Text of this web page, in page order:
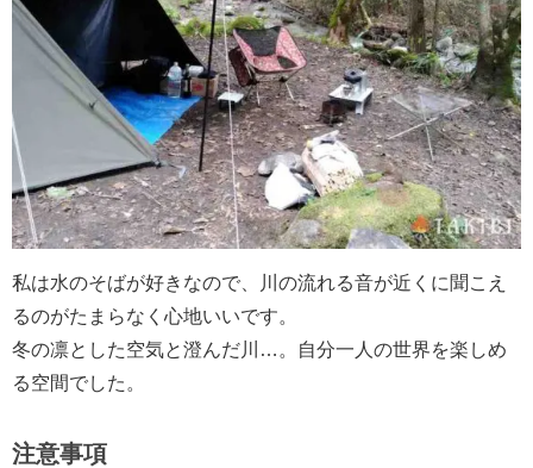
私は水のそばが好きなので、川の流れる音が近くに聞こえ
るのがたまらなく心地いいです。
冬の凛とした空気と澄んだ川…。自分一人の世界を楽しめ
る空間でした。
注意事項